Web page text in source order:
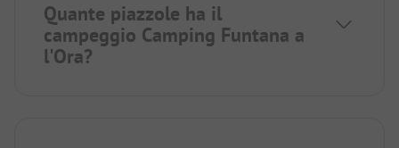
Quante piazzole ha il
campeggio Camping Funtana a
l'Ora?